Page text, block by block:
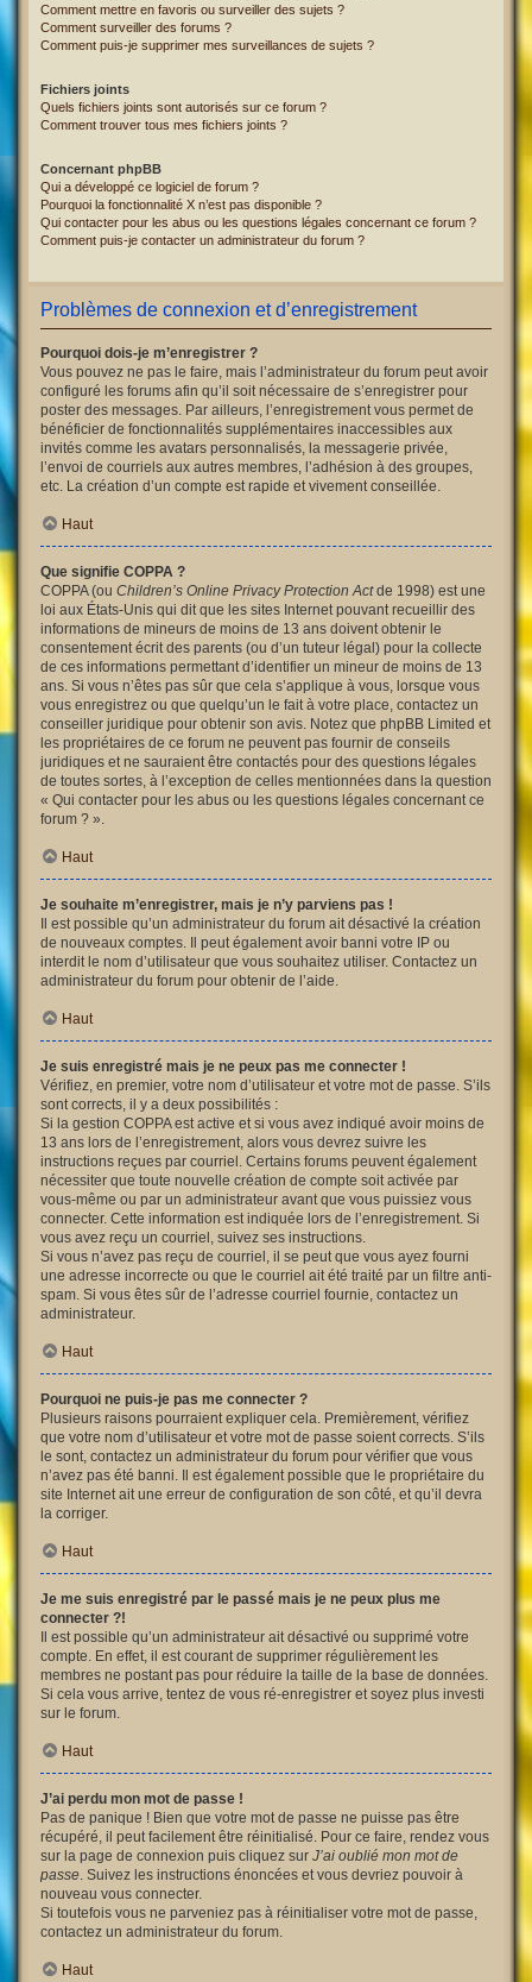
Comment mettre en favoris ou surveiller des sujets ?
Comment surveiller des forums ?
Comment puis-je supprimer mes surveillances de sujets ?
Fichiers joints
Quels fichiers joints sont autorisés sur ce forum ?
Comment trouver tous mes fichiers joints ?
Concernant phpBB
Qui a développé ce logiciel de forum ?
Pourquoi la fonctionnalité X n’est pas disponible ?
Qui contacter pour les abus ou les questions légales concernant ce forum ?
Comment puis-je contacter un administrateur du forum ?
Problèmes de connexion et d’enregistrement
Pourquoi dois-je m’enregistrer ?
Vous pouvez ne pas le faire, mais l’administrateur du forum peut avoir
configuré les forums afin qu’il soit nécessaire de s’enregistrer pour
poster des messages. Par ailleurs, l’enregistrement vous permet de
bénéficier de fonctionnalités supplémentaires inaccessibles aux
invités comme les avatars personnalisés, la messagerie privée,
l’envoi de courriels aux autres membres, l’adhésion à des groupes,
etc. La création d’un compte est rapide et vivement conseillée.
Haut
Que signifie COPPA ?
COPPA (ou Children’s Online Privacy Protection Actde 1998) est une
loi aux États-Unis qui dit que les sites Internet pouvant recueillir des
informations de mineurs de moins de 13 ans doivent obtenir le
consentement écrit des parents (ou d’un tuteur légal) pour la collecte
de ces informations permettant d’identifier un mineur de moins de 13
ans. Si vous n’êtes pas sûr que cela s’applique à vous, lorsque vous
vous enregistrez ou que quelqu’un le fait à votre place, contactez un
conseiller juridique pour obtenir son avis. Notez que phpBB Limited et
les propriétaires de ce forum ne peuvent pas fournir de conseils
juridiques et ne sauraient être contactés pour des questions légales
de toutes sortes, à l’exception de celles mentionnées dans la question
« Qui contacter pour les abus ou les questions légales concernant ce
forum ? ».
Haut
Je souhaite m’enregistrer, mais je n’y parviens pas !
Il est possible qu’un administrateur du forum ait désactivé la création
de nouveaux comptes. Il peut également avoir banni votre IP ou
interdit le nom d’utilisateur que vous souhaitez utiliser. Contactez un
administrateur du forum pour obtenir de l’aide.
Haut
Je suis enregistré mais je ne peux pas me connecter !
Vérifiez, en premier, votre nom d’utilisateur et votre mot de passe. S’ils
sont corrects, il y a deux possibilités :
Si la gestion COPPA est active et si vous avez indiqué avoir moins de
13 ans lors de l’enregistrement, alors vous devrez suivre les
instructions reçues par courriel. Certains forums peuvent également
nécessiter que toute nouvelle création de compte soit activée par
vous-même ou par un administrateur avant que vous puissiez vous
connecter. Cette information est indiquée lors de l’enregistrement. Si
vous avez reçu un courriel, suivez ses instructions.
Si vous n’avez pas reçu de courriel, il se peut que vous ayez fourni
une adresse incorrecte ou que le courriel ait été traité par un filtre anti-
spam. Si vous êtes sûr de l’adresse courriel fournie, contactez un
administrateur.
Haut
Pourquoi ne puis-je pas me connecter ?
Plusieurs raisons pourraient expliquer cela. Premièrement, vérifiez
que votre nom d’utilisateur et votre mot de passe soient corrects. S’ils
le sont, contactez un administrateur du forum pour vérifier que vous
n’avez pas été banni. Il est également possible que le propriétaire du
site Internet ait une erreur de configuration de son côté, et qu’il devra
la corriger.
Haut
Je me suis enregistré par le passé mais je ne peux plus me
connecter ?!
Il est possible qu’un administrateur ait désactivé ou supprimé votre
compte. En effet, il est courant de supprimer régulièrement les
membres ne postant pas pour réduire la taille de la base de données.
Si cela vous arrive, tentez de vous ré-enregistrer et soyez plus investi
sur le forum.
Haut
J’ai perdu mon mot de passe !
Pas de panique ! Bien que votre mot de passe ne puisse pas être
récupéré, il peut facilement être réinitialisé. Pour ce faire, rendez vous
sur la page de connexion puis cliquez sur J’ai oublié mon mot de
passe. Suivez les instructions énoncées et vous devriez pouvoir à
nouveau vous connecter.
Si toutefois vous ne parveniez pas à réinitialiser votre mot de passe,
contactez un administrateur du forum.
Haut